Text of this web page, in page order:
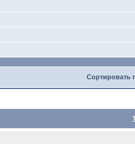
Сортировать